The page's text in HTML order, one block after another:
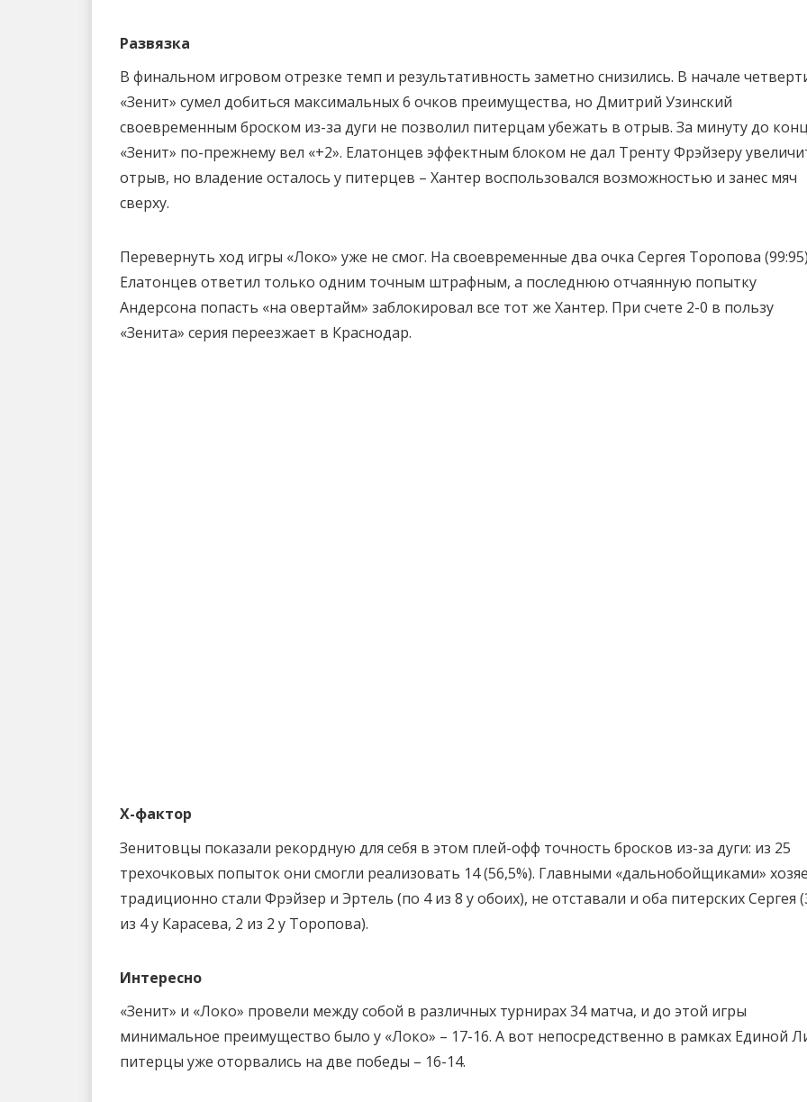
Развязка
В финальном игровом отрезке темп и результативность заметно снизились. В начале
«Зенит» сумел добиться максимальных 6 очков преимущества, но Дмитрий Узинский
своевременным броском из-за дуги не позволил питерцам убежать в отрыв. За минуту до
«Зенит» по-прежнему вел «+2». Елатонцев эффектным блоком не дал Тренту Фрэйзеру
отрыв, но владение осталось у питерцев – Хантер воспользовался возможностью и занес мяч
сверху.
Перевернуть ход игры «Локо» уже не смог. На своевременные два очка Сергея Торопова (99:95)
Елатонцев ответил только одним точным штрафным, а последнюю отчаянную попытку
Андерсона попасть «на овертайм» заблокировал все тот же Хантер. При счете 2-0 в пользу
«Зенита» серия переезжает в Краснодар.
Х-фактор
Зенитовцы показали рекордную для себя в этом плей-офф точность бросков из-за дуги: из 25
трехочковых попыток они смогли реализовать 14 (56,5%). Главными «дальнобойщиками»
традиционно стали Фрэйзер и Эртель (по 4 из 8 у обоих), не отставали и оба питерских Сергея
из 4 у Карасева, 2 из 2 у Торопова).
Интересно
«Зенит» и «Локо» провели между собой в различных турнирах 34 матча, и до этой игры
минимальное преимущество было у «Локо» – 17-16. А вот непосредственно в рамках Единой
питерцы уже оторвались на две победы – 16-14.